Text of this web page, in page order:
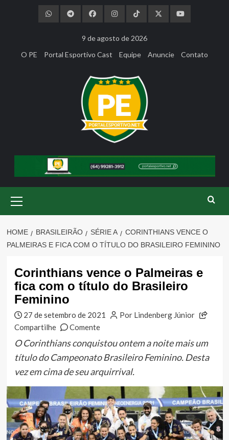
9 de agosto de 2026
O PE
Portal Esportivo Cast Equipe Anuncie Contato
Menu
HOME BRASILEIRÃO SÉRIE A
CORINTHIANS VENCE O
PALMEIRAS E FICA COM O TÍTULO DO BRASILEIRO FEMININO
Corinthians vence o Palmeiras e
fica com o título do Brasileiro
Feminino
27 de setembro de 2021
Por Lindenberg Júnior
Compartilhe
Comente
O Corinthians conquistou ontem a noite mais um
título do Campeonato Brasileiro Feminino. Desta
vez em cima de seu arquirrival.